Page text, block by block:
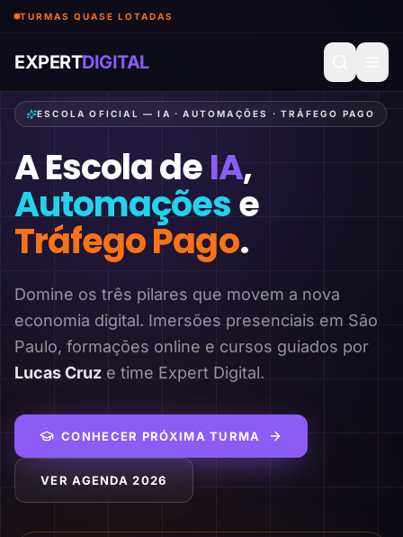
TURMAS QUASE LOTADAS
EXPERTDIGITAL
ESCOLA OFICIAL — IA · AUTOMAÇÕES · TRÁFEGO PAGO
A Escola deIA,
Automaçõese
Tráfego Pago.
Domine os três pilares que movem a nova
economia digital. Imersões presenciais em São
Paulo, formações online e cursos guiados por
Lucas Cruz e time Expert Digital.
CONHECER PRÓXIMA TURMA
VER AGENDA 2026